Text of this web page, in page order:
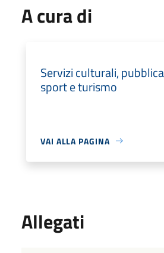
A cura di
Servizi culturali,
sport e turismo
VAI ALLA PAGINA
Allegati